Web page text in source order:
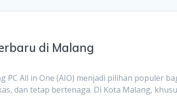
di Malang
PC All in One (AIO) menjadi pilihan populer
dan tetap bertenaga. Di Kota Malang,